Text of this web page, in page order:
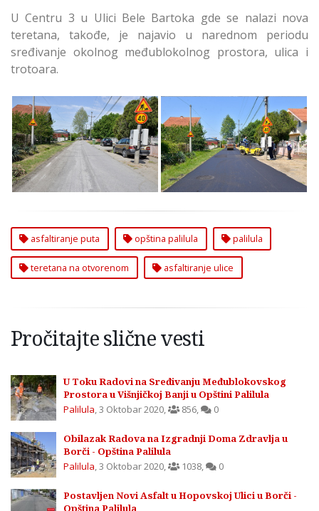
U Centru 3 u Ulici Bele Bartoka gde se nalazi nova
teretana, takođe, je najavio u narednom periodu
sređivanje okolnog međublokolnog prostora, ulica i
trotoara.
Asfaltiranje Ulice 9.
Maja na Paliluli
Asfaltiranje Ulice 9.
Maja na Paliluli
asfaltiranje puta opština palilula palilula
teretana na otvorenom asfaltiranje ulice
Pročitajte slične vesti
U Toku Radovi na Sređivanju Međublokovskog
Prostora u Višnjičkoj Banji u Opštini Palilula
Palilula,3 Oktobar 2020, 856, 0
Obilazak Radova na Izgradnji Doma Zdravlja u
Borči - Opština Palilula
Palilula,3 Oktobar 2020, 1038, 0
Postavljen Novi Asfalt u Hopovskoj Ulici u Borči -
Opština Palilula